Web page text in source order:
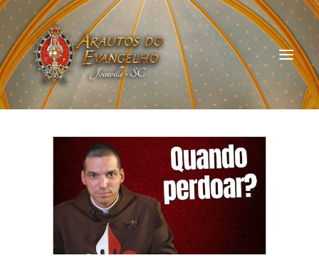
HOME
QUEM SOMOS
ARAUTOS JOINVILLE